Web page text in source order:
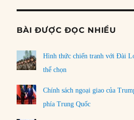
BÀI ĐƯỢC ĐỌC NHIỀU
Hình thức chiến tranh với Đài
thể chọn
Chính sách ngoại giao của
phía Trung Quốc